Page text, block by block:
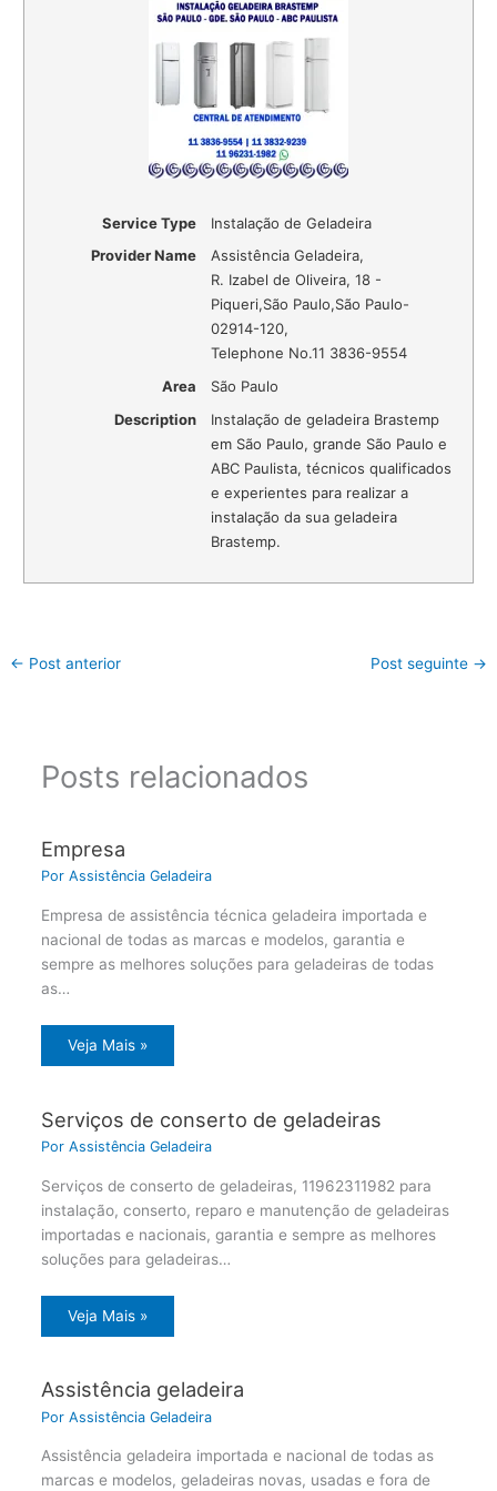
Service Type
Instalação de Geladeira
Provider Name
Assistência Geladeira,
R. Izabel de Oliveira, 18 -
Piqueri,São Paulo,São Paulo-
02914-120,
Telephone No.11 3836-9554
Area
São Paulo
Description
Instalação de geladeira Brastemp
em São Paulo, grande São Paulo e
ABC Paulista, técnicos qualificados
e experientes para realizar a
instalação da sua geladeira
Brastemp.
← Post anterior Post seguinte →
Posts relacionados
Empresa
Por Assistência Geladeira
Empresa de assistência técnica geladeira importada e
nacional de todas as marcas e modelos, garantia e
sempre as melhores soluções para geladeiras de todas
as…
Veja Mais »
Serviços de conserto de geladeiras
Por Assistência Geladeira
Serviços de conserto de geladeiras, 11962311982 para
instalação, conserto, reparo e manutenção de geladeiras
importadas e nacionais, garantia e sempre as melhores
soluções para geladeiras…
Veja Mais »
Assistência geladeira
Por Assistência Geladeira
Assistência geladeira importada e nacional de todas as
marcas e modelos, geladeiras novas, usadas e fora de